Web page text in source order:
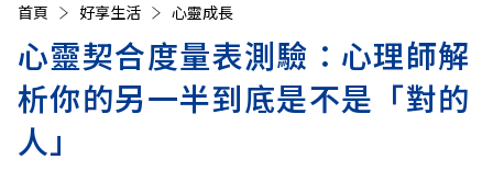
首頁 好享生活 心靈成長
心靈契合度量表測驗：心理師解
析你的另一半到底是不是「對的
人」